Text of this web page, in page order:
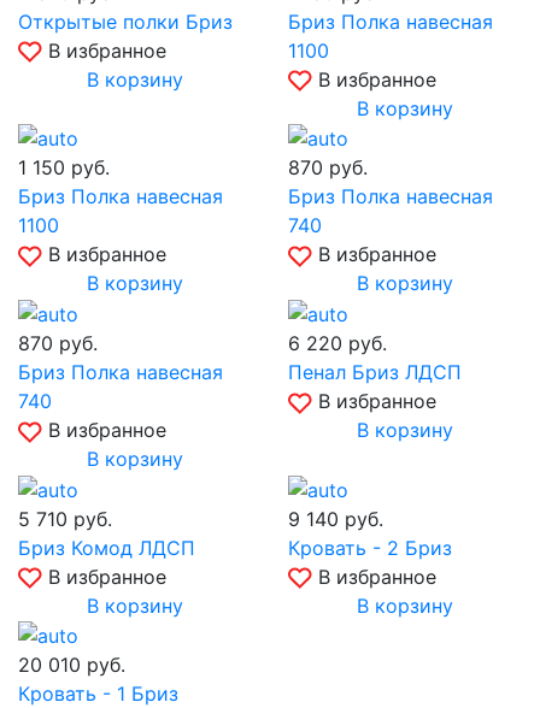
Открытые полки Бриз
В избранное
В корзину
Бриз Полка навесная
1100
В избранное
В корзину
1 150 руб.
Бриз Полка навесная
1100
В избранное
В корзину
870 руб.
Бриз Полка навесная
740
В избранное
В корзину
870 руб.
Бриз Полка навесная
740
В избранное
В корзину
6 220 руб.
Пенал Бриз ЛДСП
В избранное
В корзину
5 710 руб.
Бриз Комод ЛДСП
В избранное
В корзину
9 140 руб.
Кровать - 2 Бриз
В избранное
В корзину
20 010 руб.
Кровать - 1 Бриз